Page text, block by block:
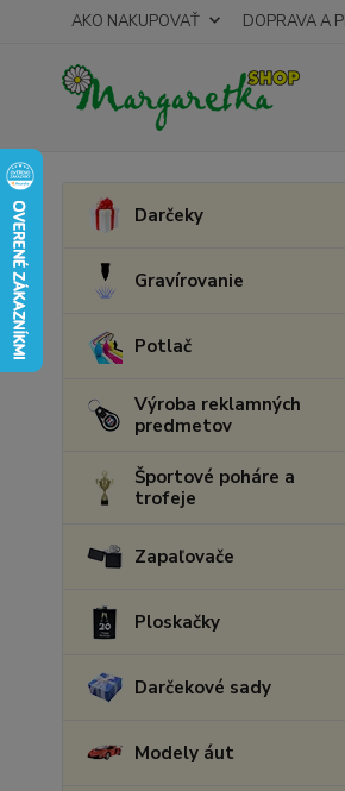
AKO NAKUPOVAŤ DOPRAVA A
Darčeky
Gravírovanie
Potlač
Výroba reklamných
predmetov
Športové poháre a
trofeje
Zapaľovače
Ploskačky
Darčekové sady
Modely áut